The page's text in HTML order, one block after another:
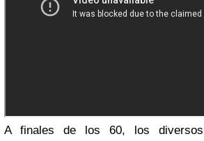
A finales de los 60, los